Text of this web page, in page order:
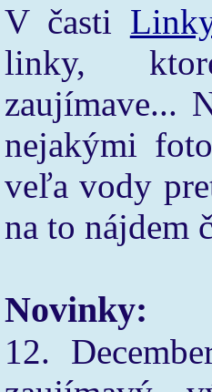
V časti
linky,
zaujímave...
nejakými
veľa vody
na to nájdem
Novinky:
12.